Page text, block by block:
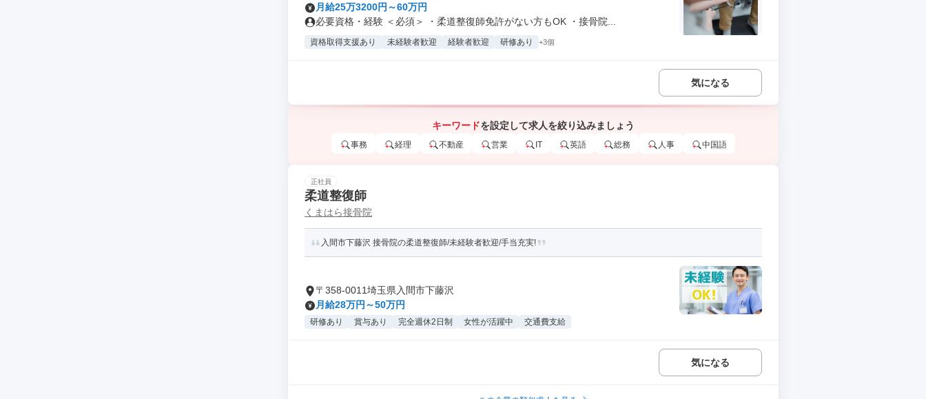
月給25万3200円～60万円
必要資格・経験 ＜必須＞ ・柔道整復師免許がない方もOK ・接骨院...
資格取得支援あり 未経験者歓迎 経験者歓迎 研修あり +3個
気になる
キーワードを設定して求人を絞り込みましょう
事務 経理 不動産 営業 IT 英語 総務 人事 中国語
正社員
柔道整復師
くまはら接骨院
入間市下藤沢 接骨院の柔道整復師/未経験者歓迎/手当充実!
〒358-0011埼玉県入間市下藤沢
月給28万円～50万円
研修あり 賞与あり 完全週休2日制 女性が活躍中 交通費支給
気になる